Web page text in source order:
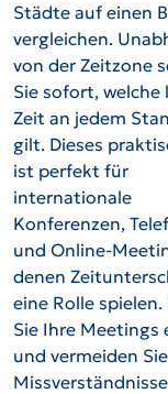
Städte auf einen
vergleichen.
von der Zeitzone
Sie sofort, welche
Zeit an jedem
gilt. Dieses
ist perfekt für
internationale
Konferenzen,
und Online-
denen
eine Rolle spielen.
Sie Ihre Meetings
und vermeiden Sie